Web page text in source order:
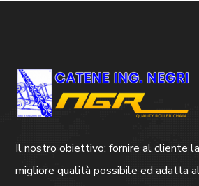
Il nostro obiettivo: fornire al cliente
migliore qualità possibile ed adatta